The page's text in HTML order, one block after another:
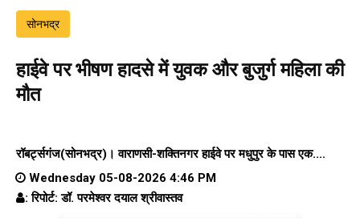
सोनभद्र
हाईवे पर भीषण हादसे में युवक और बुजुर्ग महिला की
मौत
रॉबर्ट्सगंज(सोनभद्र)। वाराणसी-शक्तिनगर हाईवे परमधुपुर के पास एक....
Wednesday 05-08-2026 4:46 PM
: रिपोर्ट: डॉ. परमेश्वर दयाल श्रीवास्तव